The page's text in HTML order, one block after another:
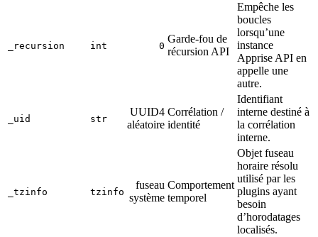
_recursion int 0
Garde-fou de
récursion API
Empêche les
boucles
lorsqu’une
instance
Apprise API en
appelle une
autre.
_uid str
UUID4
aléatoire
Corrélation /
identité
Identifiant
interne destiné à
la corrélation
interne.
_tzinfo tzinfo
fuseau
système
Comportement
temporel
Objet fuseau
horaire résolu
utilisé par les
plugins ayant
besoin
d’horodatages
localisés.